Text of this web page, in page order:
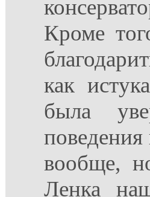
Кроме
как
была
поведения
вообще,
Ленка